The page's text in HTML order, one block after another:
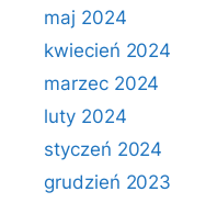
maj 2024
kwiecień 2024
marzec 2024
luty 2024
styczeń 2024
grudzień 2023